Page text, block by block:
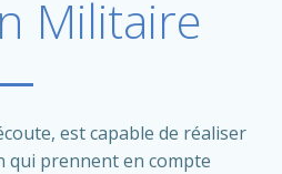
Militaire
est capable de réaliser
qui prennent en compte